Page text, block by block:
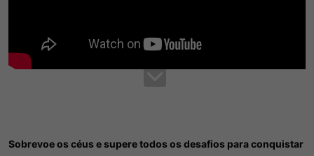
Sobrevoe os céus e supere todos os desafios para conquistar